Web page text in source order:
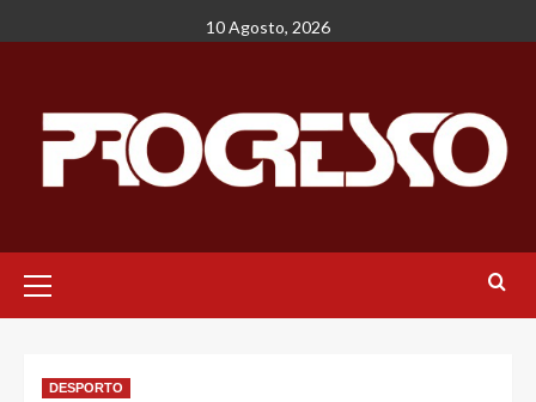
para
10 Agosto, 2026
principal
DESPORTO